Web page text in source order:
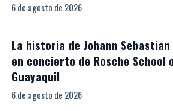
6 de agosto de 2026
La historia de Johann
en concierto de Rosche
Guayaquil
6 de agosto de 2026